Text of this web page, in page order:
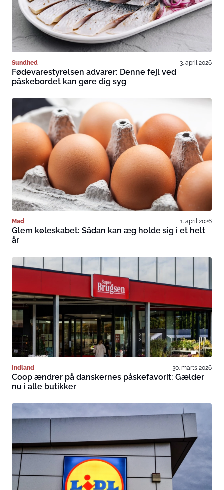
Sundhed 3. april 2026
Fødevarestyrelsen advarer: Denne fejl ved
påskebordet kan gøre dig syg
Mad 1. april 2026
Glem køleskabet: Sådan kan æg holde sig i et helt
år
Indland 30. marts 2026
Coop ændrer på danskernes påskefavorit: Gælder
nu i alle butikker